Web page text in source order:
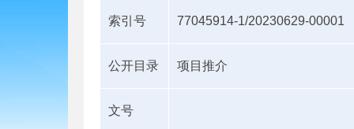
索引号 77045914-1/20230629-00001
公开目录 项目推介
文号